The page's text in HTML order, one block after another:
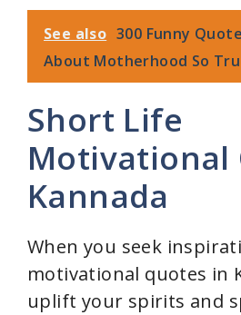
See also 300 Funny
About Motherhood So
Short Life
Motivational
Kannada
When you seek
motivational quotes in
uplift your spirits and